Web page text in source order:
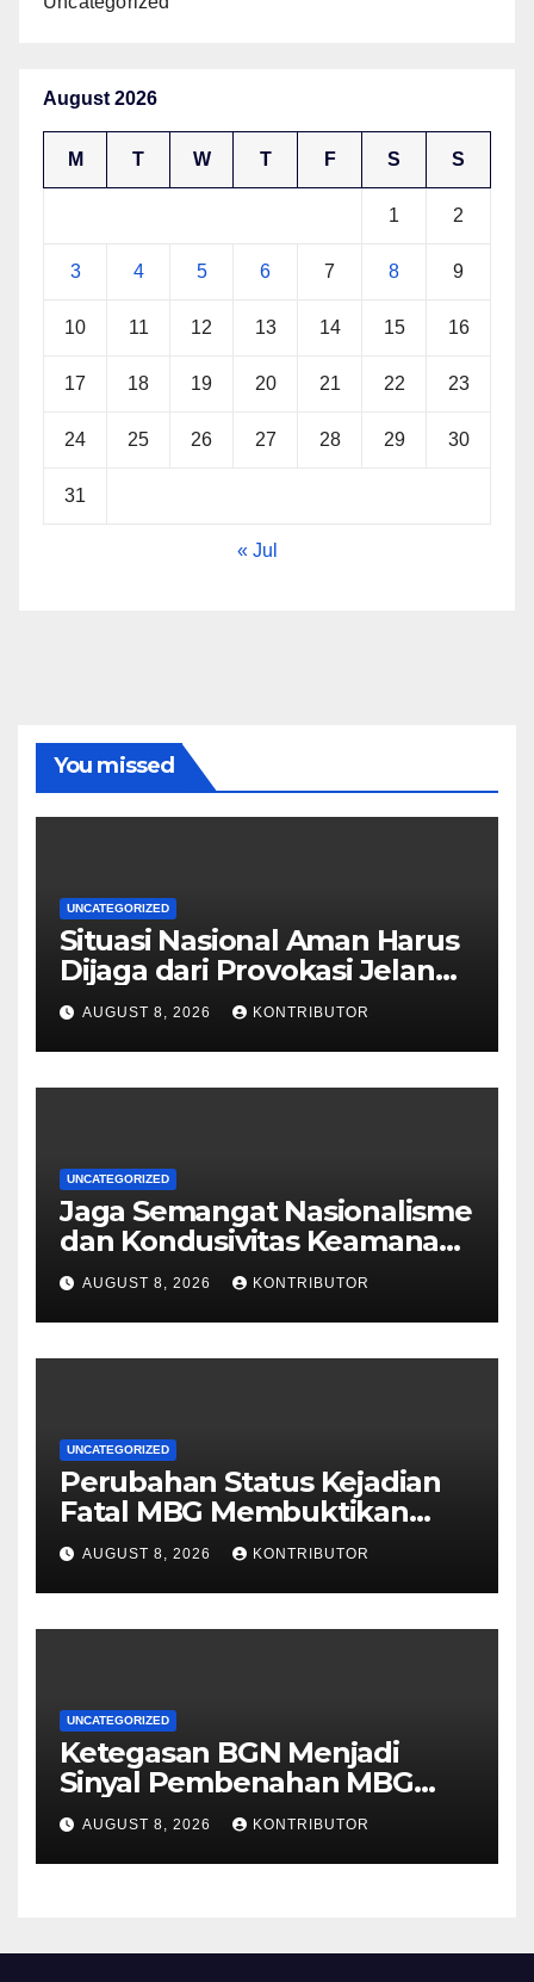
August 2026
M T W T F S S
1 2
3 4 5 6 7 8 9
10 11 12 13 14 15 16
17 18 19 20 21 22 23
24 25 26 27 28 29 30
31
« Jul
You missed
UNCATEGORIZED
Situasi Nasional Aman Harus
Dijaga dari Provokasi Jelang
HUT ke-81 RI
AUGUST 8, 2026 KONTRIBUTOR
UNCATEGORIZED
Jaga Semangat Nasionalisme
dan Kondusivitas Keamanan
Papua Jelang HUT Ke-81 RI
AUGUST 8, 2026 KONTRIBUTOR
UNCATEGORIZED
Perubahan Status Kejadian
Fatal MBG Membuktikan
Pemerintah Tidak Main-main
AUGUST 8, 2026 KONTRIBUTOR
UNCATEGORIZED
Ketegasan BGN Menjadi
Sinyal Pembenahan MBG
Berjalan Lebih Serius
AUGUST 8, 2026 KONTRIBUTOR